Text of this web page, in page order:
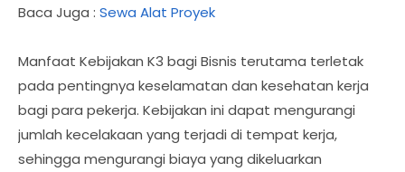
Baca Juga : Sewa Alat Proyek
Manfaat Kebijakan K3 bagi Bisnis terutama terletak
pada pentingnya keselamatan dan kesehatan kerja
bagi para pekerja. Kebijakan ini dapat mengurangi
jumlah kecelakaan yang terjadi di tempat kerja,
sehingga mengurangi biaya yang dikeluarkan